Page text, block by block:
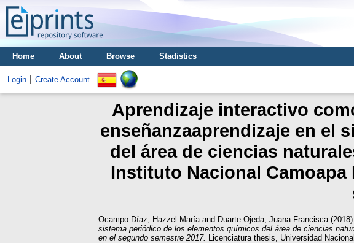
Home About Browse Stadistics
Login Create Account
Aprendizaje interactivo
enseñanzaaprendizaje en el
del área de ciencias
Instituto Nacional
Ocampo Díaz, Hazzel María and Duarte Ojeda, Juana Francisca (2018)
sistema periódico de los elementos químicos del área de ciencias
en el segundo semestre 2017.
Licenciatura thesis, Universidad